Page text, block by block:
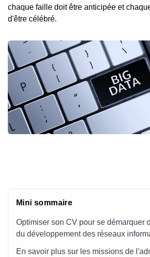
chaque faille doit être anticipée et
d'être célébré.
Mini sommaire
Optimiser son CV pour se démarquer
du développement des réseaux
En savoir plus sur les missions de